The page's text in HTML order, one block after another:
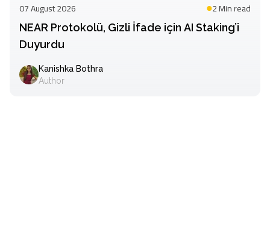
07 August 2026 2 Minread
NEAR Protokolü, Gizli İfade için AI Staking’i
Duyurdu
Kanishka Bothra
Author